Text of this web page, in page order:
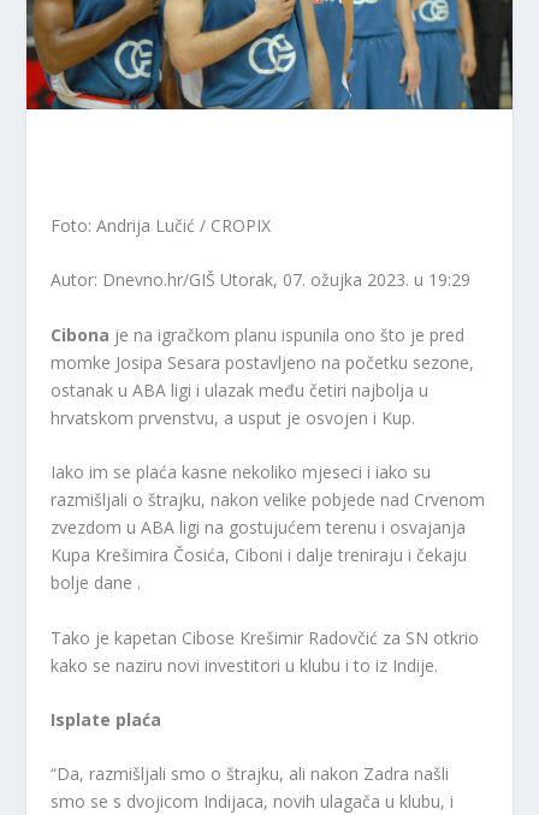
Foto: Andrija Lučić / CROPIX
Autor: Dnevno.hr/GIŠ Utorak, 07. ožujka 2023. u 19:29
Cibona je na igračkom planu ispunila ono što je pred
momke Josipa Sesara postavljeno na početku sezone,
ostanak u ABA ligi i ulazak među četiri najbolja u
hrvatskom prvenstvu, a usput je osvojen i Kup.
Iako im se plaća kasne nekoliko mjeseci i iako su
razmišljali o štrajku, nakon velike pobjede nad Crvenom
zvezdom u ABA ligi na gostujućem terenu i osvajanja
Kupa Krešimira Čosića, Ciboni i dalje treniraju i čekaju
bolje dane .
Tako je kapetan Cibose Krešimir Radovčić za SN otkrio
kako se naziru novi investitori u klubu i to iz Indije.
Isplate plaća
“Da, razmišljali smo o štrajku, ali nakon Zadra našli
smo se s dvojicom Indijaca, novih ulagača u klubu, i